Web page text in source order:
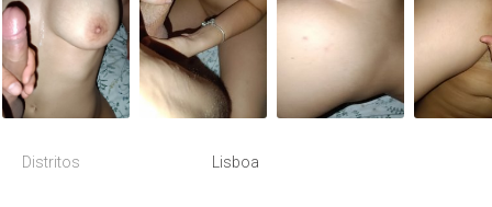
Distritos Lisboa